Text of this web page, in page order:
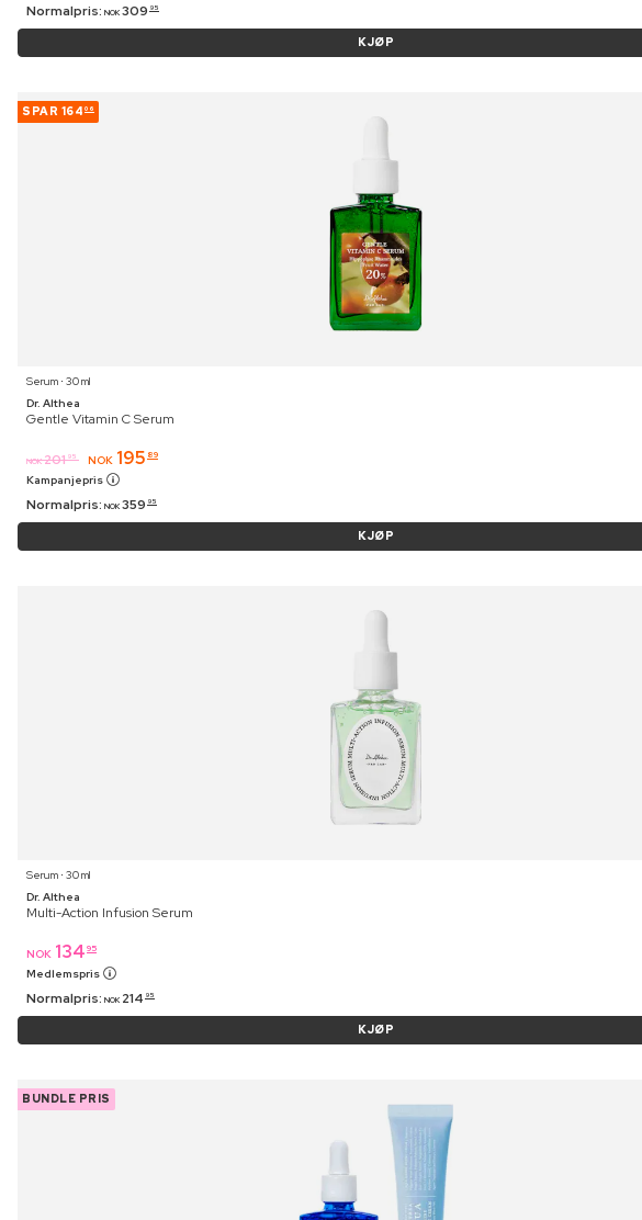
Normalpris: NOK 309 95
KJØP
SPAR 164 06
Serum ⋅ 30 ml
Dr. Althea
Gentle Vitamin C Serum
NOK 201 95 NOK 195 89
Kampanjepris
Normalpris: NOK 359 95
KJØP
Serum ⋅ 30 ml
Dr. Althea
Multi-Action Infusion Serum
NOK 134 95
Medlemspris
Normalpris: NOK 214 95
KJØP
BUNDLE PRIS